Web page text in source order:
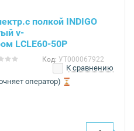
полкой INDIGO
v-
LСLE60-50P
Код: УТ000067922
К сравнению
оператор)